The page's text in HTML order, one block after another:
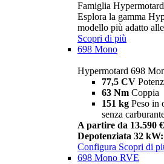
Famiglia
Esplora la gamma
modello più adatto
Scopri di più
698 Mono
Hypermotard 698
77,5 CV
63 Nm Coppia
151 kg Peso in
senza
A partire da 13.590 €
Depotenziata 32
Configura Scopri di
698 Mono RVE